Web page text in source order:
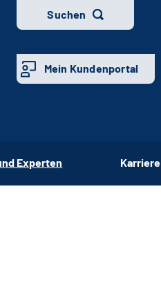
Suchen
Mein Kundenportal
Experten Karriere